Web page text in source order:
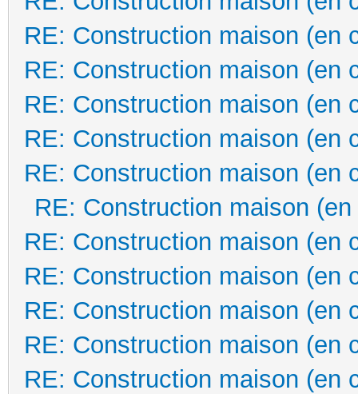
RE: Construction maison (en
RE: Construction maison (en
RE: Construction maison (en
RE: Construction maison (en
RE: Construction maison (en
RE: Construction maison
RE: Construction maison (en
RE: Construction maison (en
RE: Construction maison (en
RE: Construction maison (en
RE: Construction maison (en